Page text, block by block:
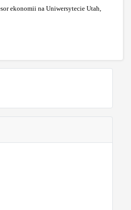
ekonomii na Uniwersytecie Utah,